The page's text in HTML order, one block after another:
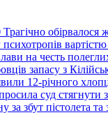
Трагічно обірвалося
на честь
запасу з
12-річного
суд стягнути з
збут пістолета